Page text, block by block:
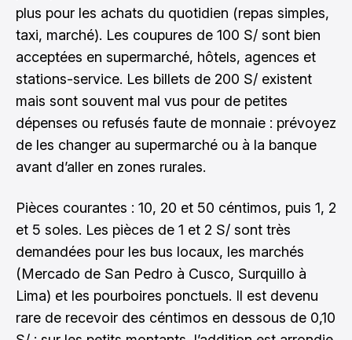
plus pour les achats du quotidien (repas simples,
taxi, marché). Les coupures de 100 S/ sont bien
acceptées en supermarché, hôtels, agences et
stations-service. Les billets de 200 S/ existent
mais sont souvent mal vus pour de petites
dépenses ou refusés faute de monnaie : prévoyez
de les changer au supermarché ou à la banque
avant d’aller en zones rurales.
Pièces courantes : 10, 20 et 50 céntimos, puis 1, 2
et 5 soles. Les pièces de 1 et 2 S/ sont très
demandées pour les bus locaux, les marchés
(Mercado de San Pedro à Cusco, Surquillo à
Lima) et les pourboires ponctuels. Il est devenu
rare de recevoir des céntimos en dessous de 0,10